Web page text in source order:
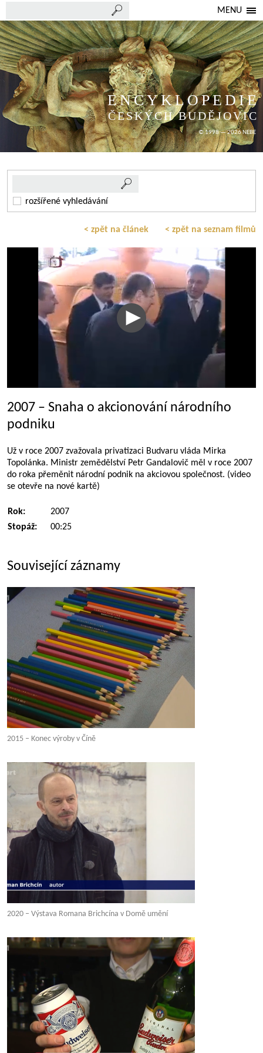
MENU
ENCYKLOPEDIE
ČESKÝCH BUDĚJOVIC
© 1998 — 2026 NEBE
rozšířené vyhledávání
< zpět na článek < zpět na seznam filmů
2007 – Snaha o akcionování národního
podniku
Už v roce 2007 zvažovala privatizaci Budvaru vláda Mirka
Topolánka. Ministr zemědělství Petr Gandalovič měl v roce 2007
do roka přeměnit národní podnik na akciovou společnost. (video
se otevře na nové kartě)
Rok:
2007
Stopáž:
00:25
Související záznamy
2015 – Konec výroby v Číně
2020 – Výstava Romana Brichcína v Domě umění